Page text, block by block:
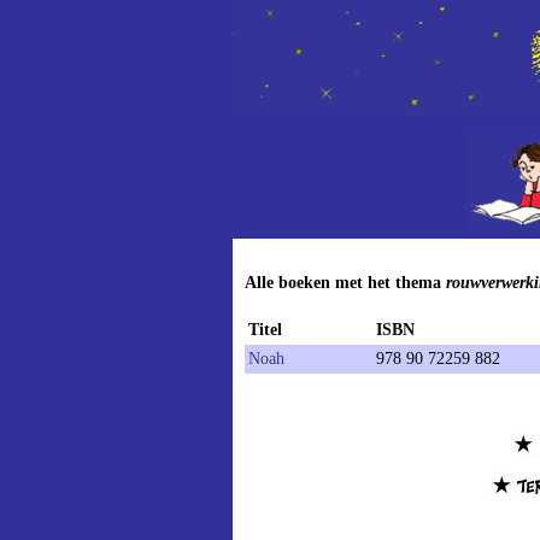
Alle boeken met het thema
Titel
ISBN
Noah
978 90 72259 882